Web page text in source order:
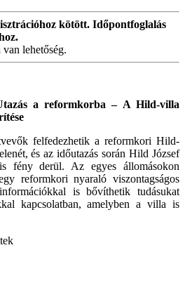
kötött. Időpontfoglalás
lehetőség.
a reformkorba–A Hild-villa
felfedezhetik a reformkori Hild-
és az időutazás során Hild József
fény derül. Az egyes állomásokon
reformkori nyaraló viszontagságos
is bővíthetik tudásukat
kapcsolatban, amelyben a villa is